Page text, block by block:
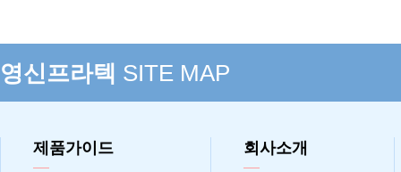
영신프라텍 SITE MAP
제품가이드 회사소개